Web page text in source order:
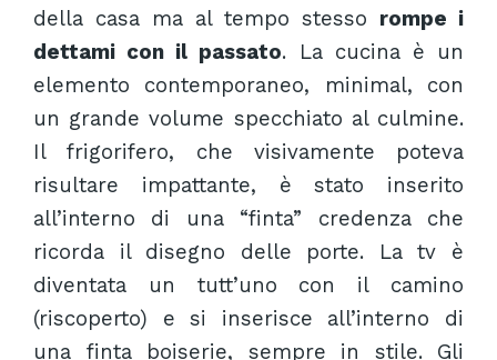
della casa ma al tempo stesso rompe i
dettami con il passato. La cucina è un
elemento contemporaneo, minimal, con
un grande volume specchiato al culmine.
Il frigorifero, che visivamente poteva
risultare impattante, è stato inserito
all’interno di una “finta” credenza che
ricorda il disegno delle porte. La tv è
diventata un tutt’uno con il camino
(riscoperto) e si inserisce all’interno di
una finta boiserie, sempre in stile. Gli